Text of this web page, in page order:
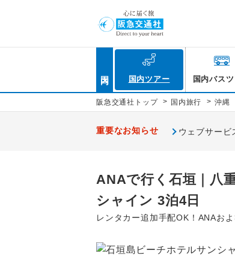
国内ツアー 国内バス
阪急交通社トップ > 国内旅行 > 沖縄
重要なお知らせ ウェブサービ
ANAで行く石垣｜八
シャイン 3泊4日
レンタカー追加手配OK！ANAお